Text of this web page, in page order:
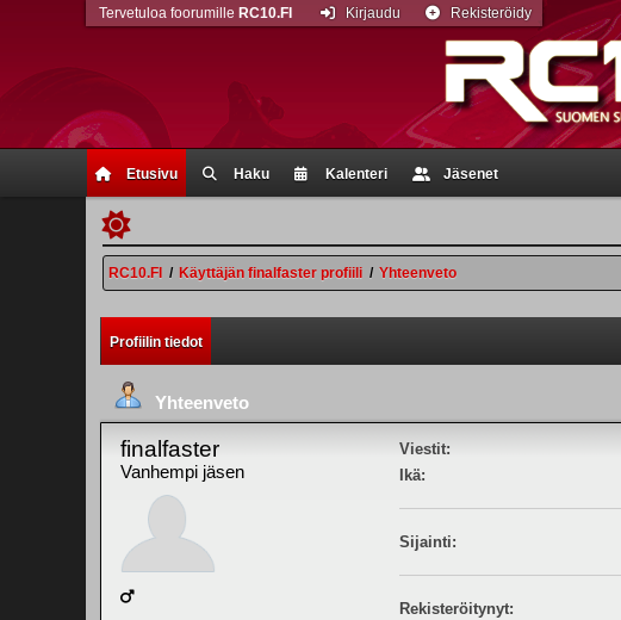
Etusivu Haku Kalenteri Jäsenet
Tervetuloa foorumille RC10.FI Kirjaudu Rekisteröidy
RC10.FI / Käyttäjän finalfaster profiili / Yhteenveto
Profiilin tiedot
Yhteenveto
finalfaster
Vanhempi jäsen
Viestit:
Ikä:
Sijainti:
Rekisteröitynyt: